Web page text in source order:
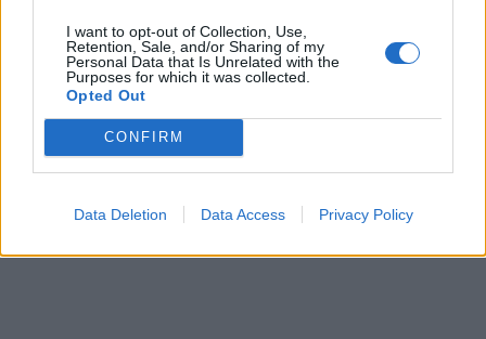
I want to opt-out of Collection, Use,
Retention, Sale, and/or Sharing of my
Personal Data that Is Unrelated with the
Purposes for which it was collected.
Opted Out
CONFIRM
Data Deletion Data Access Privacy Policy